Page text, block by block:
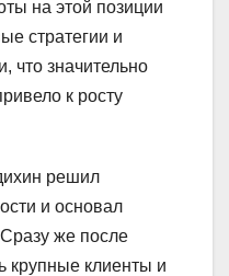
на этой позиции
стратегии и
что значительно
к росту
решил
и основал
же после
крупные клиенты и